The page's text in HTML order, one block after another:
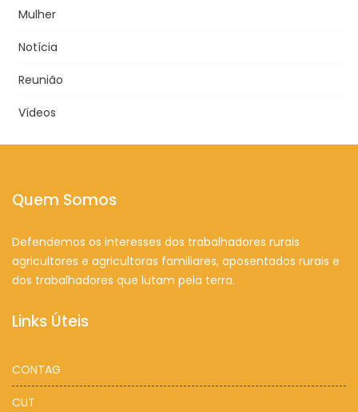
Mulher
Notícia
Reunião
Vídeos
Quem Somos
Defendemos os interesses dos trabalhadores rurais
agricultores e agricultoras familiares, aposentados rurais e
dos trabalhadores que lutam pela terra.
Links Úteis
CONTAG
CUT